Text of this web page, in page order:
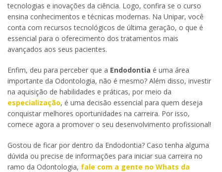
tecnologias e inovações da ciência. Logo, confira se o curso
ensina conhecimentos e técnicas modernas. Na Unipar, você
conta com recursos tecnológicos de última geração, o que é
essencial para o oferecimento dos tratamentos mais
avançados aos seus pacientes.
Enfim, deu para perceber que a Endodontia é uma área
importante da Odontologia, não é mesmo? Além disso, investir
na aquisição de habilidades e práticas, por meio da
especialização, é uma decisão essencial para quem deseja
conquistar melhores oportunidades na carreira. Por isso,
comece agora a promover o seu desenvolvimento profissional!
Gostou de ficar por dentro da Endodontia? Caso tenha alguma
dúvida ou precise de informações para iniciar sua carreira no
ramo da Odontologia, fale com a gente no Whats da